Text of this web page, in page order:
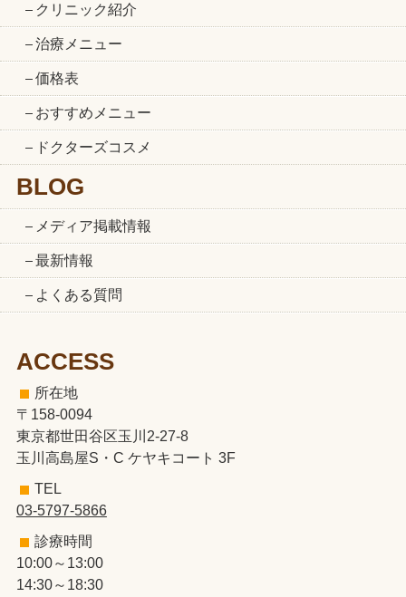
クリニック紹介
治療メニュー
価格表
おすすめメニュー
ドクターズコスメ
BLOG
メディア掲載情報
最新情報
よくある質問
ACCESS
所在地
〒158-0094
東京都世田谷区玉川2-27-8
玉川高島屋S・C ケヤキコート 3F
TEL
03-5797-5866
診療時間
10:00～13:00
14:30～18:30